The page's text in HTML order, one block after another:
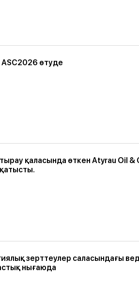
өтуде
қаласында өткен Atyrau Oil &
зерттеулер саласындағы
нығаюда